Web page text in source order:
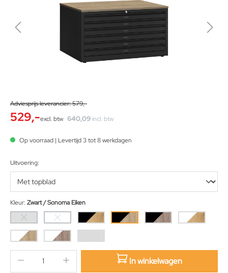
Adviesprijs leverancier: 579,-
529,- 640,09 incl. btw
excl. btw
Op voorraad | Levertijd 3 tot 8 werkdagen
Uitvoering:
Kleur: Zwart / Sonoma Eiken
sition.qty.decrementsition.qty.incrementIn winkelwagen